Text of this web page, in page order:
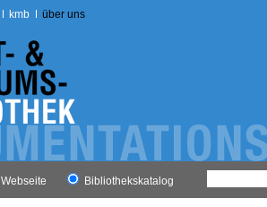
kmb über uns
Webseite Bibliothekskatalog